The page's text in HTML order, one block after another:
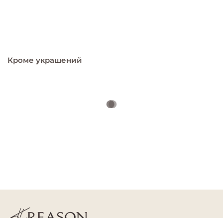
Кроме украшений